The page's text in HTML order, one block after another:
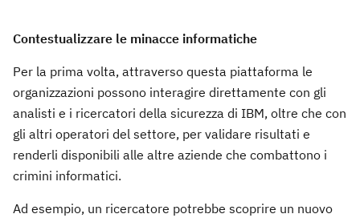
Contestualizzare le minacce informatiche
Per la prima volta, attraverso questa piattaforma le
organizzazioni possono interagire direttamente con gli
analisti e i ricercatori della sicurezza di IBM, oltre che con
gli altri operatori del settore, per validare risultati e
renderli disponibili alle altre aziende che combattono i
crimini informatici.
Ad esempio, un ricercatore potrebbe scoprire un nuovo